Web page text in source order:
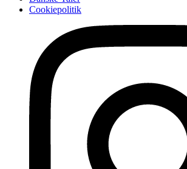
Cookiepolitik